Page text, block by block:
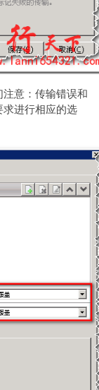
意：传输错误和
进行相应的选